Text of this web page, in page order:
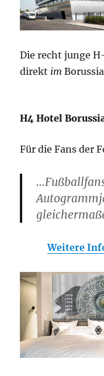
Die recht junge
direkt im
H4 Hotel
Für die Fans der
Weitere